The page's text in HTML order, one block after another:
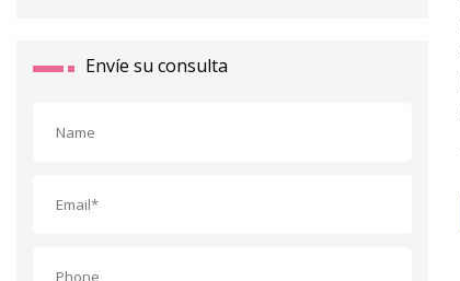
Envíe su consulta